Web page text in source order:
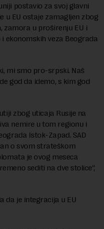
postavio za svoj glavni
u EU ostaje zamagljen zbog
zamora u proširenju EU i
ekonomskih veza Beograda
mi smo pro-srpski. Naš
god da idemo, s kim god
zbog uticaja Rusije na
nemire u tom regionu i
Istok-Zapad. SAD
o svom strateškom
je ovog meseca
sediti na dve stolice“,
da je integracija u EU